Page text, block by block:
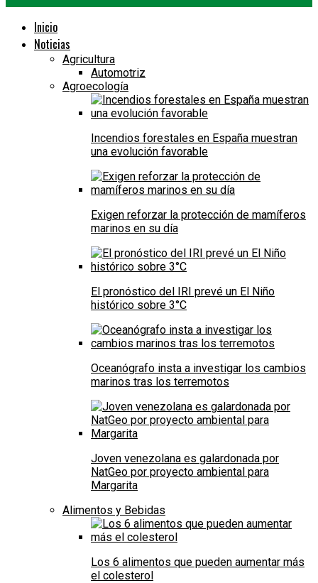
Inicio
Noticias
Agricultura
Automotriz
Agroecología
Incendios forestales en España muestran
una evolución favorable
Exigen reforzar la protección de mamíferos
marinos en su día
El pronóstico del IRI prevé un El Niño
histórico sobre 3°C
Oceanógrafo insta a investigar los cambios
marinos tras los terremotos
Joven venezolana es galardonada por
NatGeo por proyecto ambiental para
Margarita
Alimentos y Bebidas
Los 6 alimentos que pueden aumentar más
el colesterol